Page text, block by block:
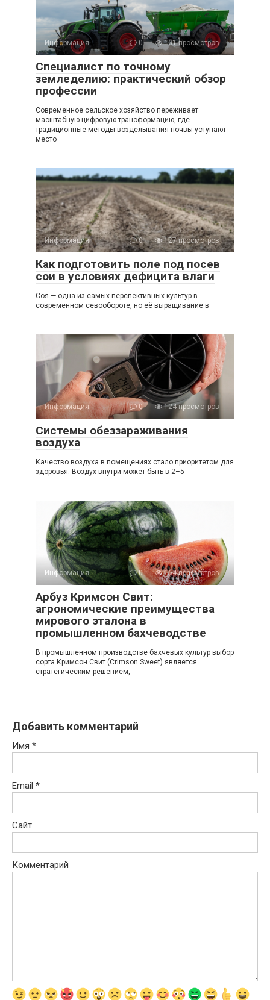
Информация 0 101 просмотров
Специалист по точному
земледелию: практический обзор
профессии
Современное сельское хозяйство переживает
масштабную цифровую трансформацию, где
традиционные методы возделывания почвы уступают
место
Информация 0 127 просмотров
Как подготовить поле под посев
сои в условиях дефицита влаги
Соя — одна из самых перспективных культур в
современном севообороте, но её выращивание в
Информация 0 124 просмотров
Системы обеззараживания
воздуха
Качество воздуха в помещениях стало приоритетом для
здоровья. Воздух внутри может быть в 2–5
Информация 0 164 просмотров
Арбуз Кримсон Свит:
агрономические преимущества
мирового эталона в
промышленном бахчеводстве
В промышленном производстве бахчевых культур выбор
сорта Кримсон Свит (Crimson Sweet) является
стратегическим решением,
Добавить комментарий
Имя *
Email *
Сайт
Комментарий